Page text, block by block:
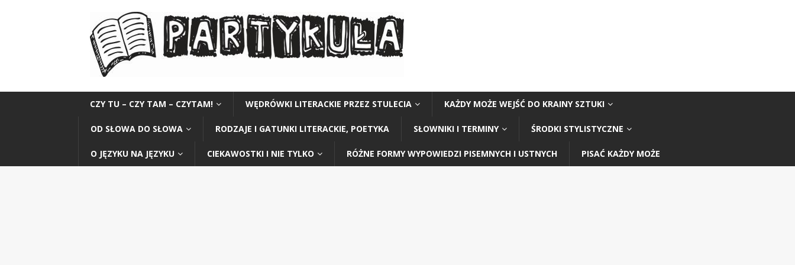
CZY TU – CZY TAM – CZYTAM! WĘDRÓWKI LITERACKIE PRZEZ STULECIA KAŻDY MOŻE WEJŚĆ DO KRAINY SZTUKI
OD SŁOWA DO SŁOWA RODZAJE I GATUNKI LITERACKIE, POETYKA SŁOWNIKI I TERMINY ŚRODKI STYLISTYCZNE
O JĘZYKU NA JĘZYKU CIEKAWOSTKI I NIE TYLKO RÓŻNE FORMY WYPOWIEDZI PISEMNYCH I USTNYCH PISAĆ KAŻDY MOŻE